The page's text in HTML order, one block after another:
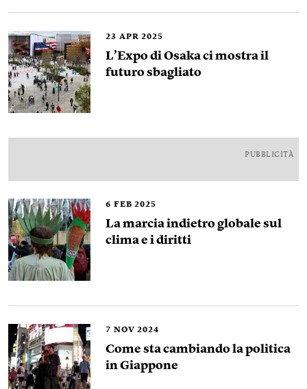
23 APR 2025
L’Expo di Osaka ci mostra il
futuro sbagliato
PUBBLICITÀ
6 FEB 2025
La marcia indietro globale sul
clima e i diritti
7 NOV 2024
Come sta cambiando la politica
in Giappone